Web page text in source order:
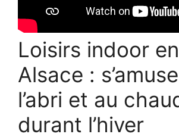
Loisirs indoor en
Alsace :
l’abri et au
durant l’hiver